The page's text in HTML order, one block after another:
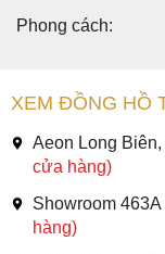
Phong cách:
XEM ĐỒNG HỒ
Aeon Long
cửa hàng)
Showroom
hàng)